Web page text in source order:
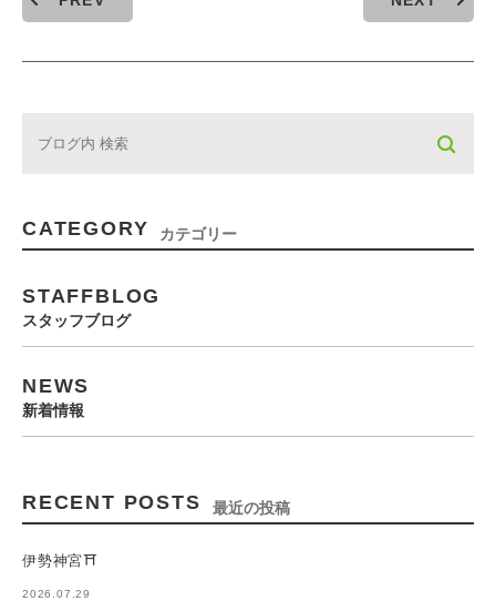
CATEGORY カテゴリー
STAFFBLOG
スタッフブログ
NEWS
新着情報
RECENT POSTS 最近の投稿
伊勢神宮⛩️
2026.07.29